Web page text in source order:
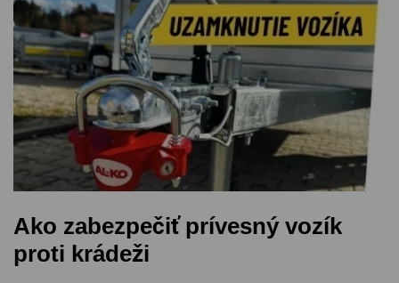
Ako zabezpečiť prívesný vozík
proti krádeži